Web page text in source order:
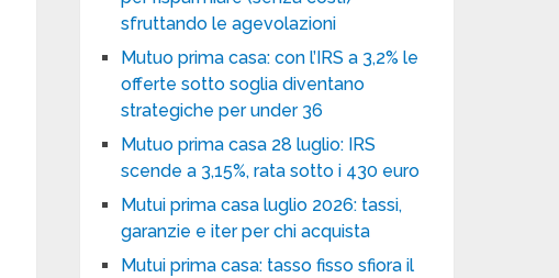
sfruttando le agevolazioni
Mutuo prima casa: con l’IRS a 3,2% le
offerte sotto soglia diventano
strategiche per under 36
Mutuo prima casa 28 luglio: IRS
scende a 3,15%, rata sotto i 430 euro
Mutui prima casa luglio 2026: tassi,
garanzie e iter per chi acquista
Mutui prima casa: tasso fisso sfiora il